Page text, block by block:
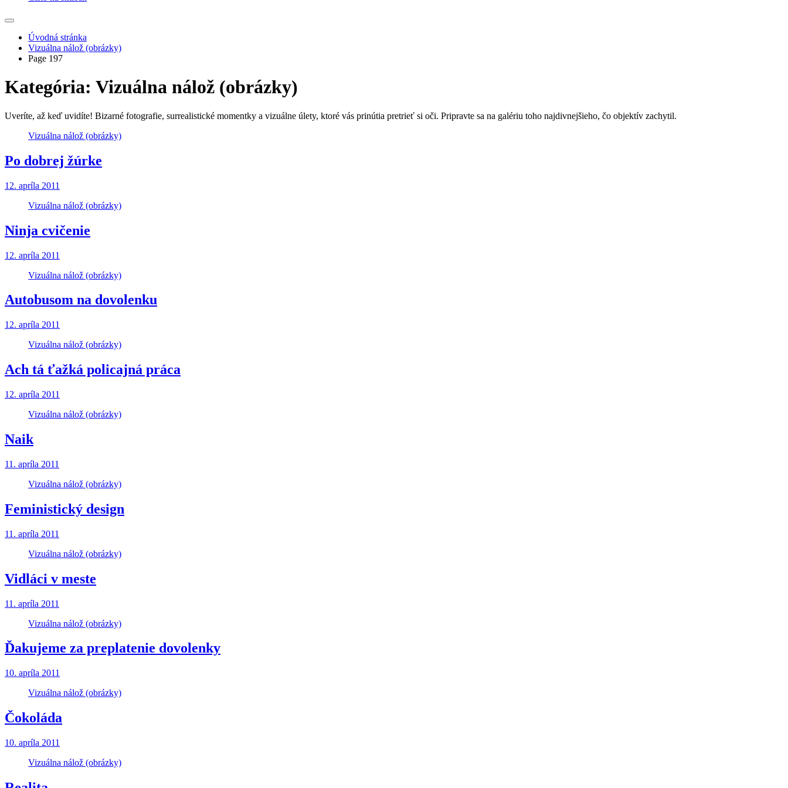
Úvodná stránka
Vizuálna nálož (obrázky)
Page 197
Kategória: Vizuálna nálož (obrázky)
Uveríte, až keď uvidíte! Bizarné fotografie, surrealistické momentky a vizuálne úlety, ktoré vás prinútia pretrieť si oči. Pripravte sa na galériu toho najdivnejšieho, čo objektív zachytil.
Vizuálna nálož (obrázky)
Po dobrej žúrke
12. apríla 2011
Vizuálna nálož (obrázky)
Ninja cvičenie
12. apríla 2011
Vizuálna nálož (obrázky)
Autobusom na dovolenku
12. apríla 2011
Vizuálna nálož (obrázky)
Ach tá ťažká policajná práca
12. apríla 2011
Vizuálna nálož (obrázky)
Naik
11. apríla 2011
Vizuálna nálož (obrázky)
Feministický design
11. apríla 2011
Vizuálna nálož (obrázky)
Vidláci v meste
11. apríla 2011
Vizuálna nálož (obrázky)
Ďakujeme za preplatenie dovolenky
10. apríla 2011
Vizuálna nálož (obrázky)
Čokoláda
10. apríla 2011
Vizuálna nálož (obrázky)